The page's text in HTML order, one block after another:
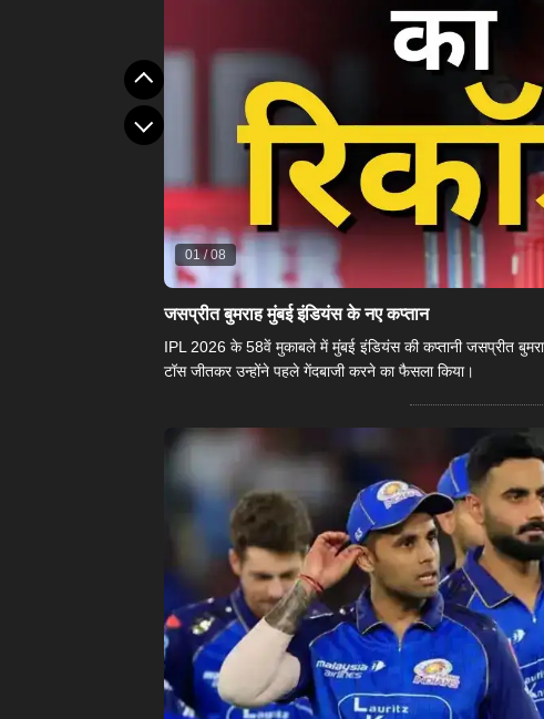
01/08
जसप्रीत बुमराह मुंबई इंडियंस के नए कप्तान
IPL 2026 के 58वें मुकाबले में मुंबई इंडियंस की कप्तानी जसप्रीत
टॉस जीतकर उन्होंने पहले गेंदबाजी करने का फैसला किया।